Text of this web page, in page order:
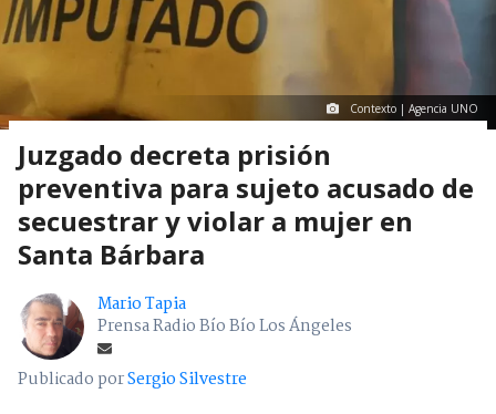
Contexto | Agencia UNO
Juzgado decreta prisión
preventiva para sujeto acusado de
secuestrar y violar a mujer en
Santa Bárbara
Mario Tapia
Prensa Radio Bío Bío Los Ángeles
Publicado porSergio Silvestre